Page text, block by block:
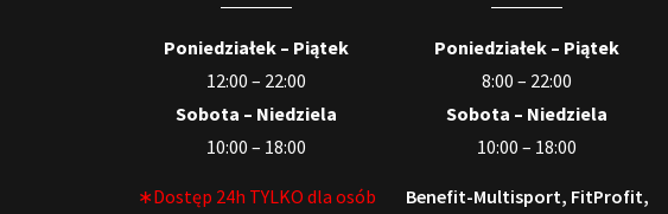
Poniedziałek – Piątek
12:00 – 22:00
Sobota – Niedziela
10:00 – 18:00
∗Dostęp 24h TYLKO dla osób
Poniedziałek – Piątek
8:00 – 22:00
Sobota – Niedziela
10:00 – 18:00
Benefit-Multisport, FitProfit,